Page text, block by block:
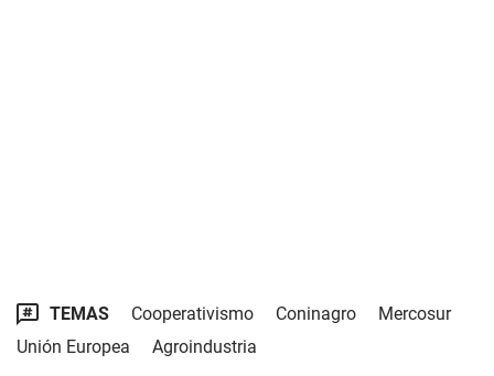
TEMAS Cooperativismo Coninagro
Mercosur
Unión Europea
Agroindustria